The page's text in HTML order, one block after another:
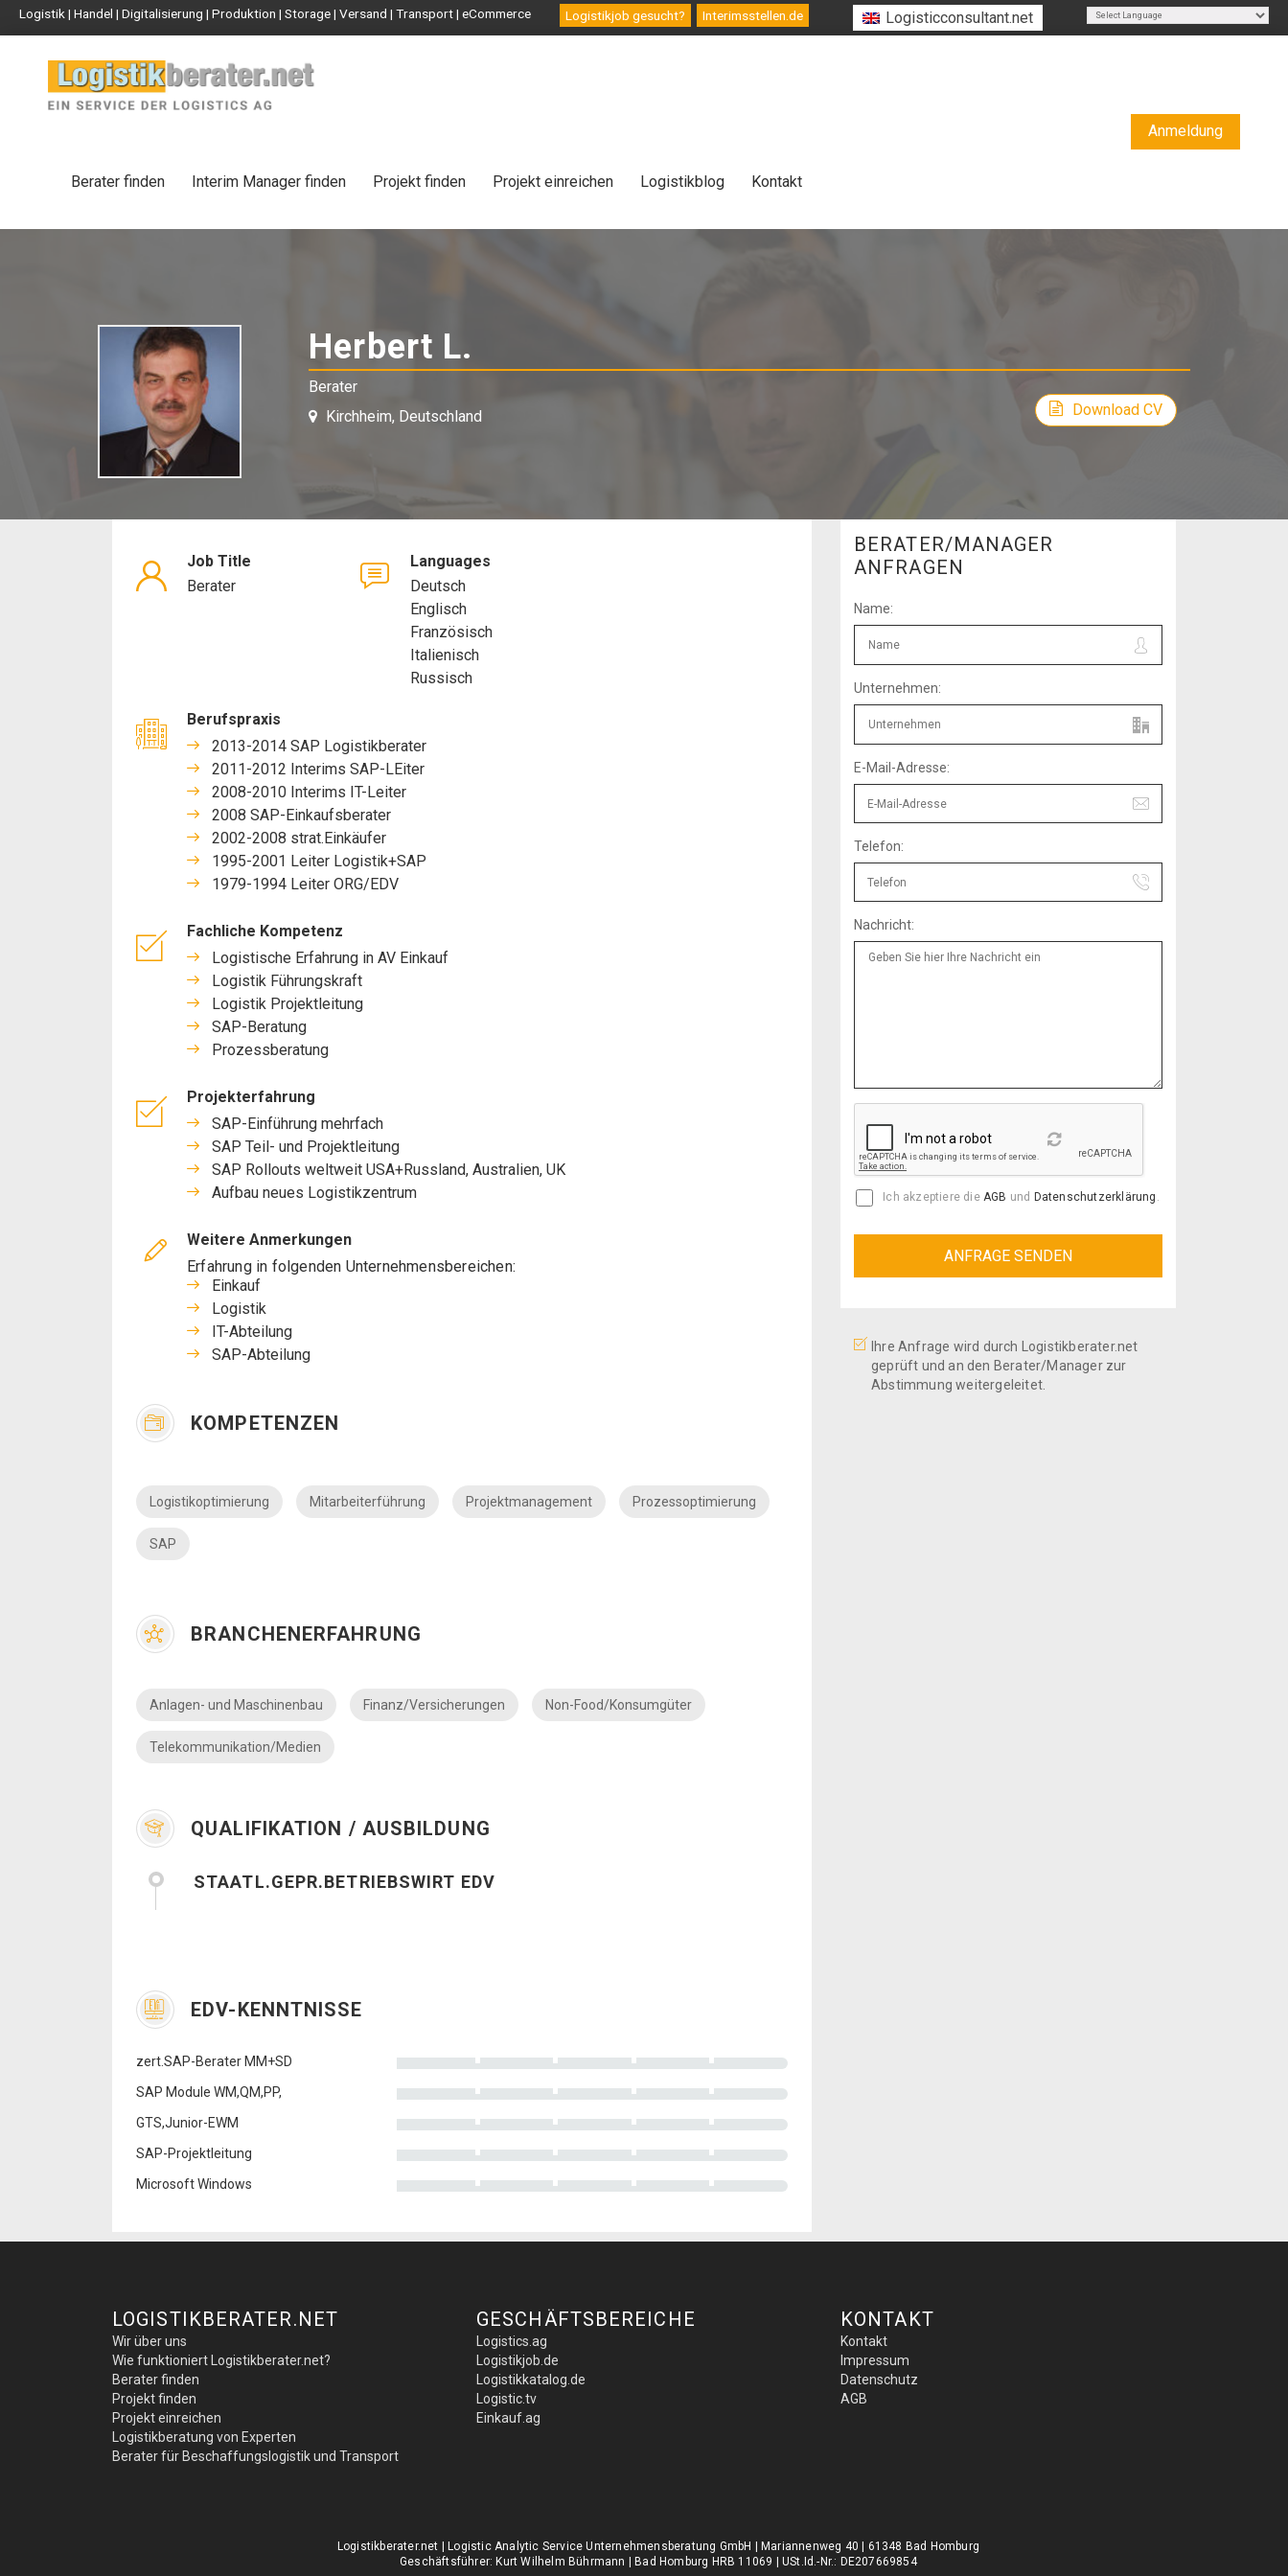
Logistik | Handel | Digitalisierung | Produktion | Storage | Versand | Transport | eCommerce Logistikjob gesucht? Interimsstellen.de
Logisticconsultant.net
Powered by
Translate
Berater finden Interim Manager finden Projekt finden Projekt einreichen Logistikblog Kontakt
Anmeldung
Herbert L.
Berater
Kirchheim, Deutschland
Download CV
Job Title
Berater
Languages
Deutsch
Englisch
Französisch
Italienisch
Russisch
Berufspraxis
2013-2014 SAP Logistikberater
2011-2012 Interims SAP-LEiter
2008-2010 Interims IT-Leiter
2008 SAP-Einkaufsberater
2002-2008 strat.Einkäufer
1995-2001 Leiter Logistik+SAP
1979-1994 Leiter ORG/EDV
Fachliche Kompetenz
Logistische Erfahrung in AV Einkauf
Logistik Führungskraft
Logistik Projektleitung
SAP-Beratung
Prozessberatung
Projekterfahrung
SAP-Einführung mehrfach
SAP Teil- und Projektleitung
SAP Rollouts weltweit USA+Russland, Australien, UK
Aufbau neues Logistikzentrum
Weitere Anmerkungen
Erfahrung in folgenden Unternehmensbereichen:
Einkauf
Logistik
IT-Abteilung
SAP-Abteilung
KOMPETENZEN
Logistikoptimierung Mitarbeiterführung Projektmanagement Prozessoptimierung
SAP
BRANCHENERFAHRUNG
Anlagen- und Maschinenbau Finanz/Versicherungen Non-Food/Konsumgüter
Telekommunikation/Medien
QUALIFIKATION / AUSBILDUNG
STAATL.GEPR.BETRIEBSWIRT EDV
EDV-KENNTNISSE
zert.SAP-Berater MM+SD
SAP Module WM,QM,PP,
GTS,Junior-EWM
SAP-Projektleitung
Microsoft Windows
BERATER/MANAGER
ANFRAGEN
Name:
Unternehmen:
E-Mail-Adresse:
Telefon:
Nachricht:
Reload
Ich akzeptiere die AGB und Datenschutzerklärung .
Ihre Anfrage wird durch Logistikberater.net
geprüft und an den Berater/Manager zur
Abstimmung weitergeleitet.
LOGISTIKBERATER.NET
Wir über uns
Wie funktioniert Logistikberater.net?
Berater finden
Projekt finden
Projekt einreichen
Logistikberatung von Experten
Berater für Beschaffungslogistik und Transport
GESCHÄFTSBEREICHE
Logistics.ag
Logistikjob.de
Logistikkatalog.de
Logistic.tv
Einkauf.ag
KONTAKT
Kontakt
Impressum
Datenschutz
AGB
Logistikberater.net | Logistic Analytic Service Unternehmensberatung GmbH | Mariannenweg 40 | 61348 Bad Homburg
Geschäftsführer: Kurt Wilhelm Bührmann | Bad Homburg HRB 11069 | USt.Id.-Nr.: DE207669854